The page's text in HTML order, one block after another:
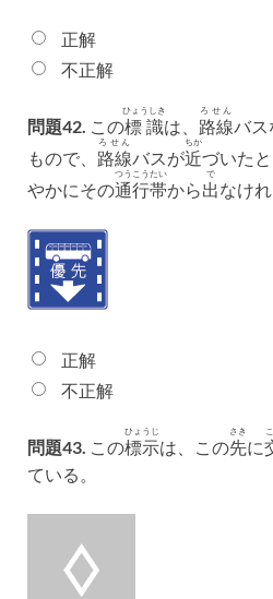
正解
不正解
問題42. この標識
ひょうしき
は、 路線
ろせん
バス
もので、 路線
ろせん
バスが近
ちか
づいた
やかにその通行
つうこう
帯
たい
から出
で
なけ
正解
不正解
問題43. この標示
ひょうじ
は、この先
さき
に
ている。